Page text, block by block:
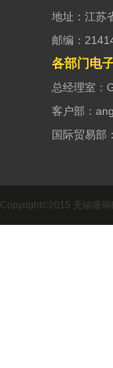
地址：江苏
邮编：
各部门电
总经理室：
客户部：
国际贸易部
Copyright©2015 无锡珊